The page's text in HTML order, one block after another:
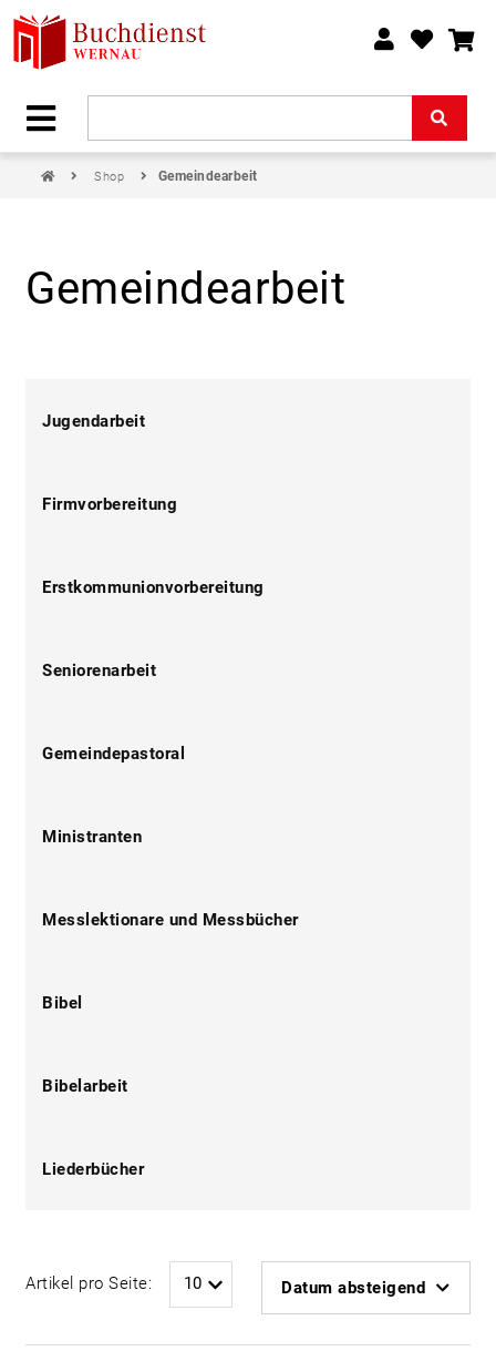
Shop Gemeindearbeit
Gemeindearbeit
Jugendarbeit
Firmvorbereitung
Erstkommunionvorbereitung
Seniorenarbeit
Gemeindepastoral
Ministranten
Messlektionare und Messbücher
Bibel
Bibelarbeit
Liederbücher
Artikel pro Seite: Datum absteigend